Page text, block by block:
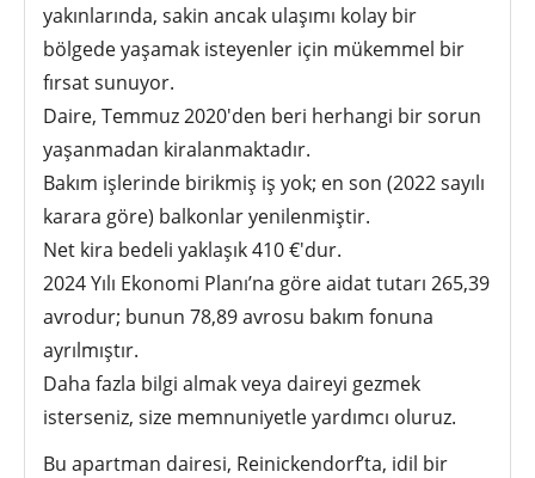
yakınlarında, sakin ancak ulaşımı kolay bir
bölgede yaşamak isteyenler için mükemmel bir
fırsat sunuyor.
Daire, Temmuz 2020'den beri herhangi bir sorun
yaşanmadan kiralanmaktadır.
Bakım işlerinde birikmiş iş yok; en son (2022 sayılı
karara göre) balkonlar yenilenmiştir.
Net kira bedeli yaklaşık 410 €'dur.
2024 Yılı Ekonomi Planı’na göre aidat tutarı 265,39
avrodur; bunun 78,89 avrosu bakım fonuna
ayrılmıştır.
Daha fazla bilgi almak veya daireyi gezmek
isterseniz, size memnuniyetle yardımcı oluruz.
Bu apartman dairesi, Reinickendorf’ta, idil bir